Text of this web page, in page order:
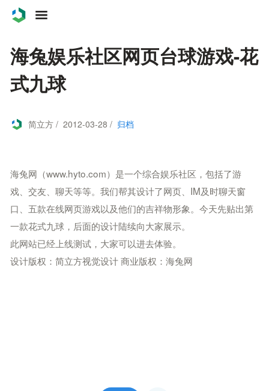
服务
博客
海兔娱乐社区网页台球游戏-花
式九球
简立方 / 2012-03-28 / 归档
海兔网（www.hyto.com）是一个综合娱乐社区，包括了游
戏、交友、聊天等等。我们帮其设计了网页、IM及时聊天窗
口、五款在线网页游戏以及他们的吉祥物形象。今天先贴出第
一款花式九球，后面的设计陆续向大家展示。
此网站已经上线测试，大家可以进去体验。
设计版权：简立方视觉设计 商业版权：海兔网